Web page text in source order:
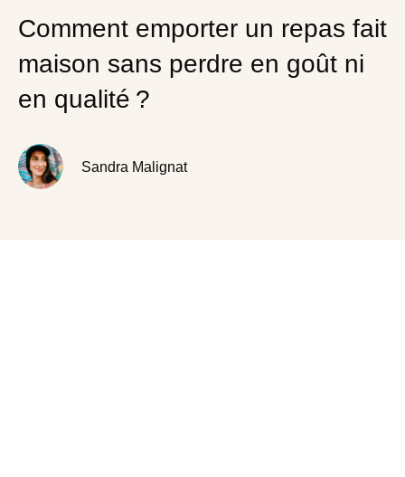
Comment emporter un repas fait
maison sans perdre en goût ni
en qualité ?
Sandra Malignat